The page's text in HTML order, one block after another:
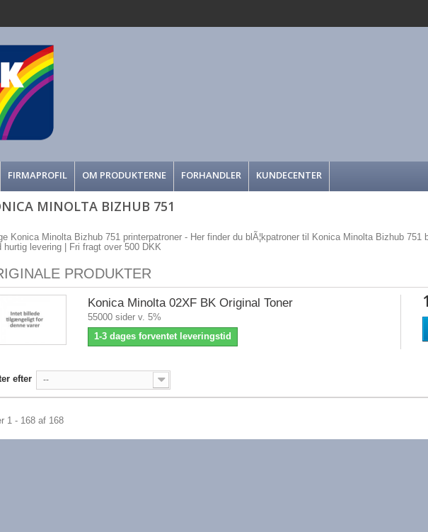
FIRMAPROFIL OM PRODUKTERNE FORHANDLER KUNDECENTER
MINOLTA BIZHUB 751
Konica Minolta Bizhub 751 printerpatroner - Her finder du blÃ¦kpatroner til Konica Minolta Bizhub 751
hurtig levering | Fri fragt over 500 DKK
PRODUKTER
Konica Minolta 02XF BK Original Toner
55000 sider v. 5%
1-3 dages forventet leveringstid
efter --
1 - 168 af 168